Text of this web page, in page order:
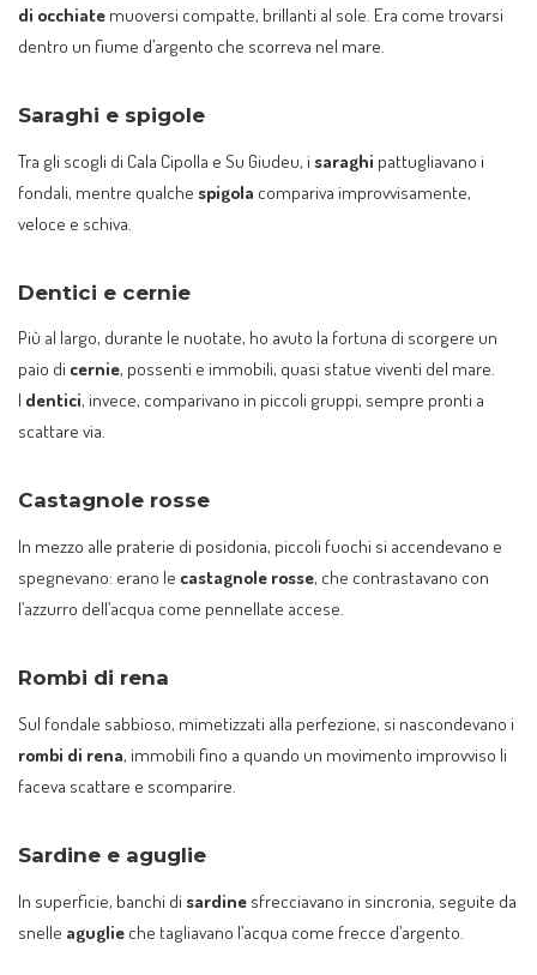
di occhiate muoversi compatte, brillanti al sole. Era come trovarsi
dentro un fiume d’argento che scorreva nel mare.
Saraghi e spigole
Tra gli scogli di Cala Cipolla e Su Giudeu, i saraghi pattugliavano i
fondali, mentre qualche spigola compariva improvvisamente,
veloce e schiva.
Dentici e cernie
Più al largo, durante le nuotate, ho avuto la fortuna di scorgere un
paio di cernie, possenti e immobili, quasi statue viventi del mare.
I dentici, invece, comparivano in piccoli gruppi, sempre pronti a
scattare via.
Castagnole rosse
In mezzo alle praterie di posidonia, piccoli fuochi si accendevano e
spegnevano: erano le castagnole rosse, che contrastavano con
l’azzurro dell’acqua come pennellate accese.
Rombi di rena
Sul fondale sabbioso, mimetizzati alla perfezione, si nascondevano i
rombi di rena, immobili fino a quando un movimento improvviso li
faceva scattare e scomparire.
Sardine e aguglie
In superficie, banchi di sardine sfrecciavano in sincronia, seguite da
snelle aguglie che tagliavano l’acqua come frecce d’argento.